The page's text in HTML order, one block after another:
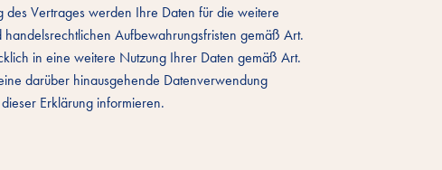
Vertrages werden Ihre Daten für die weitere
Aufbewahrungsfristen gemäß Art.
in eine weitere Nutzung Ihrer Daten gemäß Art.
darüber hinausgehende Datenverwendung
Erklärung informieren.